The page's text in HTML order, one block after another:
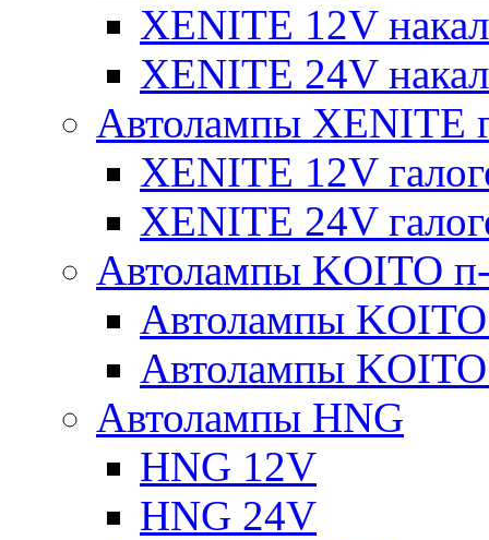
XENITE 12V
XENITE 24V
Автолампы XENITE
XENITE 12V
XENITE 24V
Автолампы KOITO
Автолампы
Автолампы
Автолампы HNG
HNG 12V
HNG 24V